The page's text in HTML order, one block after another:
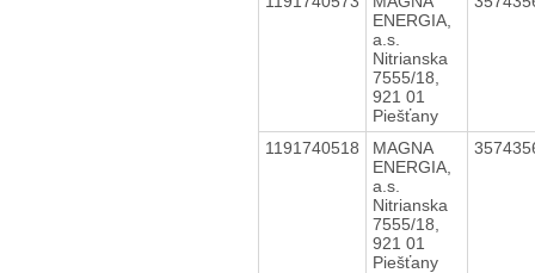
ENERGIA,
a.s.
Nitrianska
7555/18,
921 01
Piešťany
1191740518
MAGNA
ENERGIA,
a.s.
Nitrianska
7555/18,
921 01
Piešťany